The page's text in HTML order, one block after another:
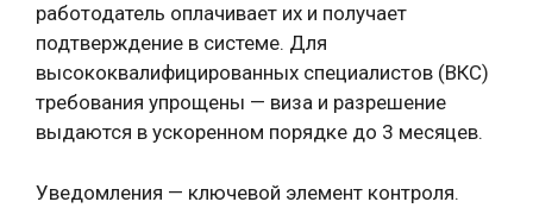
работодатель оплачивает их и получает
подтверждение в системе. Для
высококвалифицированных специалистов (ВКС)
требования упрощены — виза и разрешение
выдаются в ускоренном порядке до 3 месяцев.
Уведомления — ключевой элемент контроля.